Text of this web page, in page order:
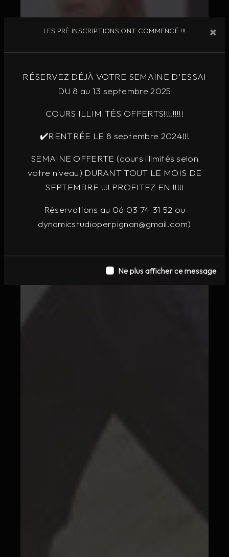
LES PRÉ INSCRIPTIONS ONT COMMENCÉ !!! ×
RÉSERVEZ DÉJÀ VOTRE SEMAINE D'ESSAI
DU 8 au 13 septembre 2025
COURS ILLIMITÉS OFFERTS!!!!!!!!!
✔️RENTRÉE LE 8 septembre 2024!!!
SEMAINE OFFERTE (cours illimités selon
votre niveau) DURANT TOUT LE MOIS DE
SEPTEMBRE !!!! PROFITEZ EN !!!!!
Réservations au 06 03 74 31 52 ou
dynamicstudioperpignan@gmail.com)
Ne plus afficher ce message